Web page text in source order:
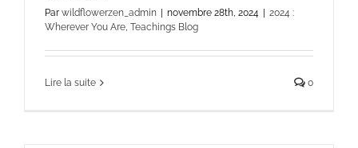
Par wildflowerzen_admin | novembre 28th, 2024 | 2024 :
Wherever You Are Teachings Blog
Lire la suite 0